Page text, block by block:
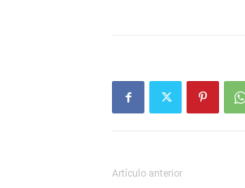
Artículo anterior